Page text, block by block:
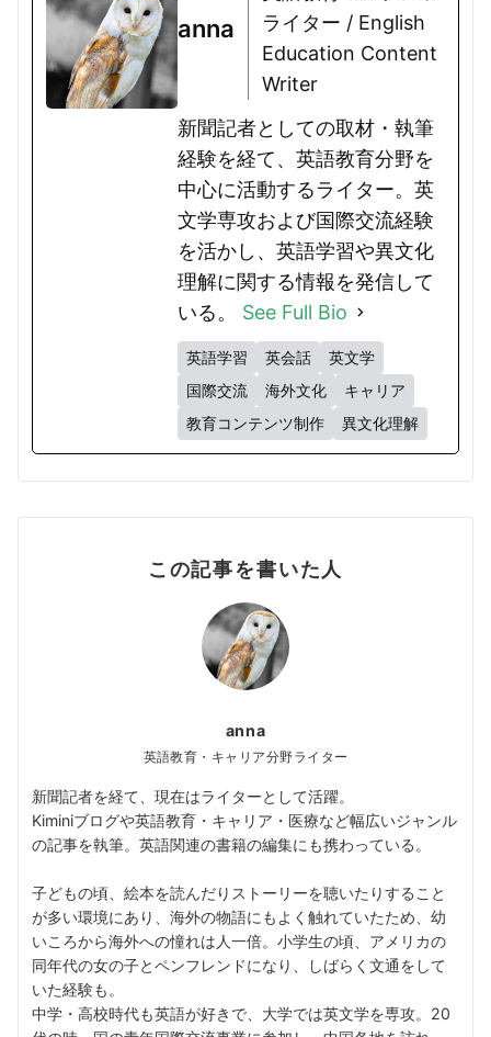
anna
ライター / English
Education Content
Writer
新聞記者としての取材・執筆
経験を経て、英語教育分野を
中心に活動するライター。英
文学専攻および国際交流経験
を活かし、英語学習や異文化
理解に関する情報を発信して
いる。 See Full Bio
英語学習 英会話
英文学
国際交流
海外文化
キャリア
教育コンテンツ制作
異文化理解
この記事を書いた人
anna
英語教育・キャリア分野ライター
新聞記者を経て、現在はライターとして活躍。
Kiminiブログや英語教育・キャリア・医療など幅広いジャンル
の記事を執筆。英語関連の書籍の編集にも携わっている。
子どもの頃、絵本を読んだりストーリーを聴いたりすること
が多い環境にあり、海外の物語にもよく触れていたため、幼
いころから海外への憧れは人一倍。小学生の頃、アメリカの
同年代の女の子とペンフレンドになり、しばらく文通をして
いた経験も。
中学・高校時代も英語が好きで、大学では英文学を専攻。20